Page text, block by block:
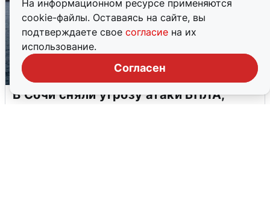
На информационном ресурсе применяются
cookie-файлы. Оставаясь на сайте, вы
подтверждаете свое согласие на их
использование.
Согласен
В Сочи сняли угрозу атаки БПЛА,